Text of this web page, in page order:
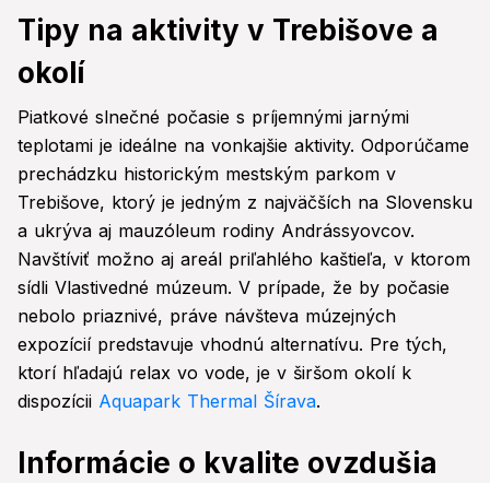
Tipy na aktivity v Trebišove a
okolí
Piatkové slnečné počasie s príjemnými jarnými
teplotami je ideálne na vonkajšie aktivity. Odporúčame
prechádzku historickým mestským parkom v
Trebišove, ktorý je jedným z najväčších na Slovensku
a ukrýva aj mauzóleum rodiny Andrássyovcov.
Navštíviť možno aj areál priľahlého kaštieľa, v ktorom
sídli Vlastivedné múzeum. V prípade, že by počasie
nebolo priaznivé, práve návšteva múzejných
expozícií predstavuje vhodnú alternatívu. Pre tých,
ktorí hľadajú relax vo vode, je v širšom okolí k
dispozícii Aquapark Thermal Šírava.
Informácie o kvalite ovzdušia